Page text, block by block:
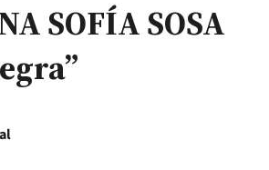
SOFÍA SOSA